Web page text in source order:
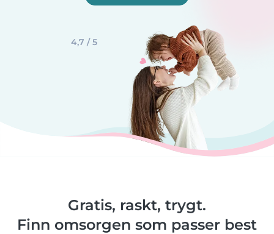
4,7 / 5
Gratis, raskt, trygt.
Finn omsorgen som passer best